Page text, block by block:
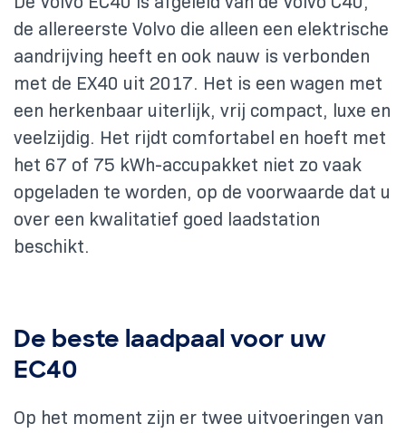
de allereerste Volvo die alleen een elektrische
aandrijving heeft en ook nauw is verbonden
met de EX40 uit 2017. Het is een wagen met
een herkenbaar uiterlijk, vrij compact, luxe en
veelzijdig. Het rijdt comfortabel en hoeft met
het 67 of 75 kWh-accupakket niet zo vaak
opgeladen te worden, op de voorwaarde dat u
over een kwalitatief goed laadstation
beschikt.
De beste laadpaal voor uw
EC40
Op het moment zijn er twee uitvoeringen van